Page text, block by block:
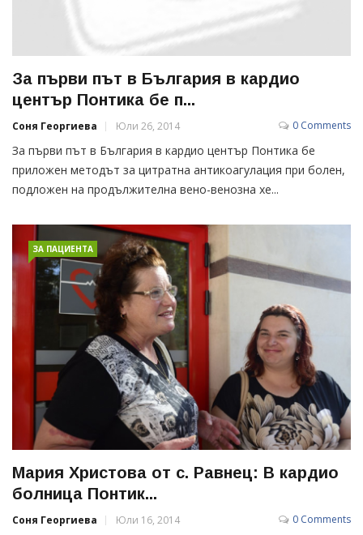
За първи път в България в кардио
център Понтика бе п...
Соня Георгиева Юли 26, 2014 0 Comments
За първи път в България в кардио център Понтика бе
приложен методът за цитратна антикоагулация при болен,
подложен на продължителна вено-венозна хе...
ЗА ПАЦИЕНТА
Мария Христова от с. Равнец: В кардио
болница Понтик...
Соня Георгиева Юли 16, 2014 0 Comments